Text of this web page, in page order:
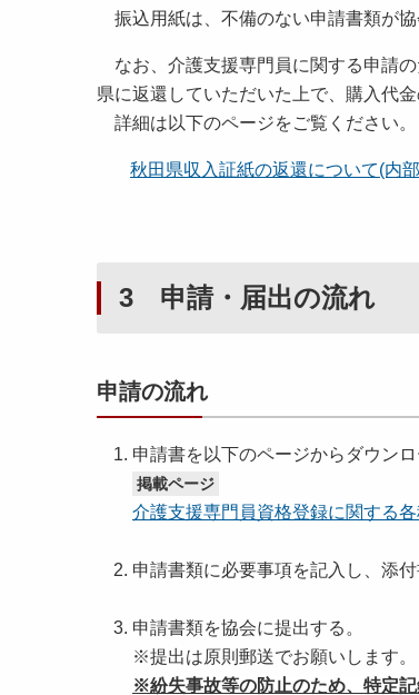
振込用紙は、不備のない申請書類が
なお、介護支援専門員に関する申請
県に返還していただいた上で、購入代
詳細は以下のページをご覧ください。
秋田県収入証紙の返還について(内
3 申請・届出の流れ
申請の流れ
申請書を以下のページからダウンロ
掲載ページ
介護支援専門員資格登録に関する
申請書類に必要事項を記入し、添付
申請書類を協会に提出する。
※提出は原則郵送でお願いします。
※紛失事故等の防止のため、特定